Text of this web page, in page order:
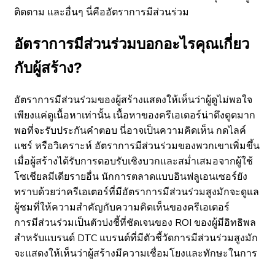
ติดตาม และอื่นๆ นี่คืออัตราการมีส่วนร่วม
อัตราการมีส่วนร่วมบอกอะไรคุณเกี่ยว
กับผู้สร้าง?
อัตราการมีส่วนร่วมของผู้สร้างแสดงให้เห็นว่าผู้ดูไม่พอใจ
เพียงแค่ดูเนื้อหาเท่านั้น เนื้อหาของครีเอเตอร์น่าดึงดูดมาก
พอที่จะรับประกันคำตอบ นี่อาจเป็นความคิดเห็น กดไลค์
แชร์ หรือวิเคราะห์ อัตราการมีส่วนร่วมของพวกเขาเพิ่มขึ้น
เมื่อผู้สร้างได้รับการตอบรับเชิงบวกและสม่ำเสมอจากผู้ใช้
โซเชียลมีเดียรายอื่น นักการตลาดแบบอินฟลูเอนเซอร์ยัง
ทราบด้วยว่าครีเอเตอร์ที่มีอัตราการมีส่วนร่วมสูงมักจะดูแล
ผู้ชมที่ให้ความสำคัญกับความคิดเห็นของครีเอเตอร์
การมีส่วนร่วมเป็นตัวบ่งชี้ที่ชัดเจนของ ROI ของผู้มีอิทธิพล
สำหรับแบรนด์ DTC แบรนด์ที่มีตัวชี้วัดการมีส่วนร่วมสูงมัก
จะแสดงให้เห็นว่าผู้สร้างมีความเชื่อมโยงและทักษะในการ